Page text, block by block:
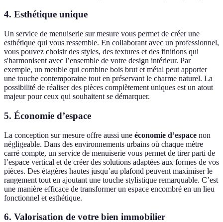
4. Esthétique unique
Un service de menuiserie sur mesure vous permet de créer une
esthétique qui vous ressemble. En collaborant avec un professionnel,
vous pouvez choisir des styles, des textures et des finitions qui
s'harmonisent avec l’ensemble de votre design intérieur. Par
exemple, un meuble qui combine bois brut et métal peut apporter
une touche contemporaine tout en préservant le charme naturel. La
possibilité de réaliser des pièces complètement uniques est un atout
majeur pour ceux qui souhaitent se démarquer.
5. Économie d’espace
La conception sur mesure offre aussi une économie d’espace non
négligeable. Dans des environnements urbains où chaque mètre
carré compte, un service de menuiserie vous permet de tirer parti de
l’espace vertical et de créer des solutions adaptées aux formes de vos
pièces. Des étagères hautes jusqu’au plafond peuvent maximiser le
rangement tout en ajoutant une touche stylistique remarquable. C’est
une manière efficace de transformer un espace encombré en un lieu
fonctionnel et esthétique.
6. Valorisation de votre bien immobilier